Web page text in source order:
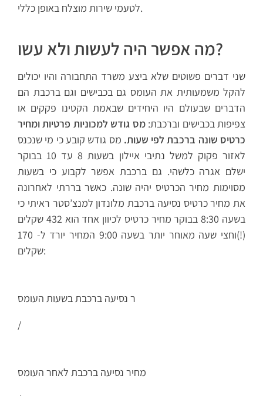
לטעמי שירות מוצלח באופן כללי.
מה אפשר היה לעשות ולא עשו?
שני דברים פשוטים שלא ביצע משרד התחבורה והיו יכולים
להקל משמעותית את העומס גם בכבישים וגם ברכבת הם
הדברים שבעולם היו היחידים שבאמת הקטינו פקקים או
צפיפות בכבישים וברכבת:מס גודש למכוניות פרטיות ומחיר
כרטיס שונה ברכבת לפי שעות. מס גודש קובע כי מי שנכנס
לאזור פקוק למשל נתיבי איילון בשעות 8 עד 10 בבוקר
ישלם אגרה כלשהי. גם ברכבת אפשר לקבוע כי בשעות
מסוימות מחיר הכרטיס יהיה שונה. כאשר בררתי לאחרונה
את מחיר כרטיס נסיעה ברכבת מלונדון למנצ’סטר ראיתי כי
בשעה 8:30 בבוקר מחיר כרטיס לכיוון אחד הוא 432 שקלים
(!)וחצי שעה מאוחר יותר בשעה 9:00 המחיר יורד ל- 170
שקלים:
ר נסיעה ברכבת בשעות העומס
/
מחיר נסיעה ברכבת לאחר העומס